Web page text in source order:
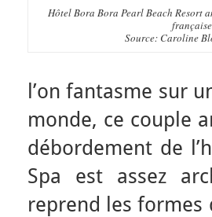
Hôtel Bora Bora Pearl Beach Resort
française
Source: Caroline
l’on fantasme sur
monde, ce couple
débordement de
Spa est assez
reprend les formes